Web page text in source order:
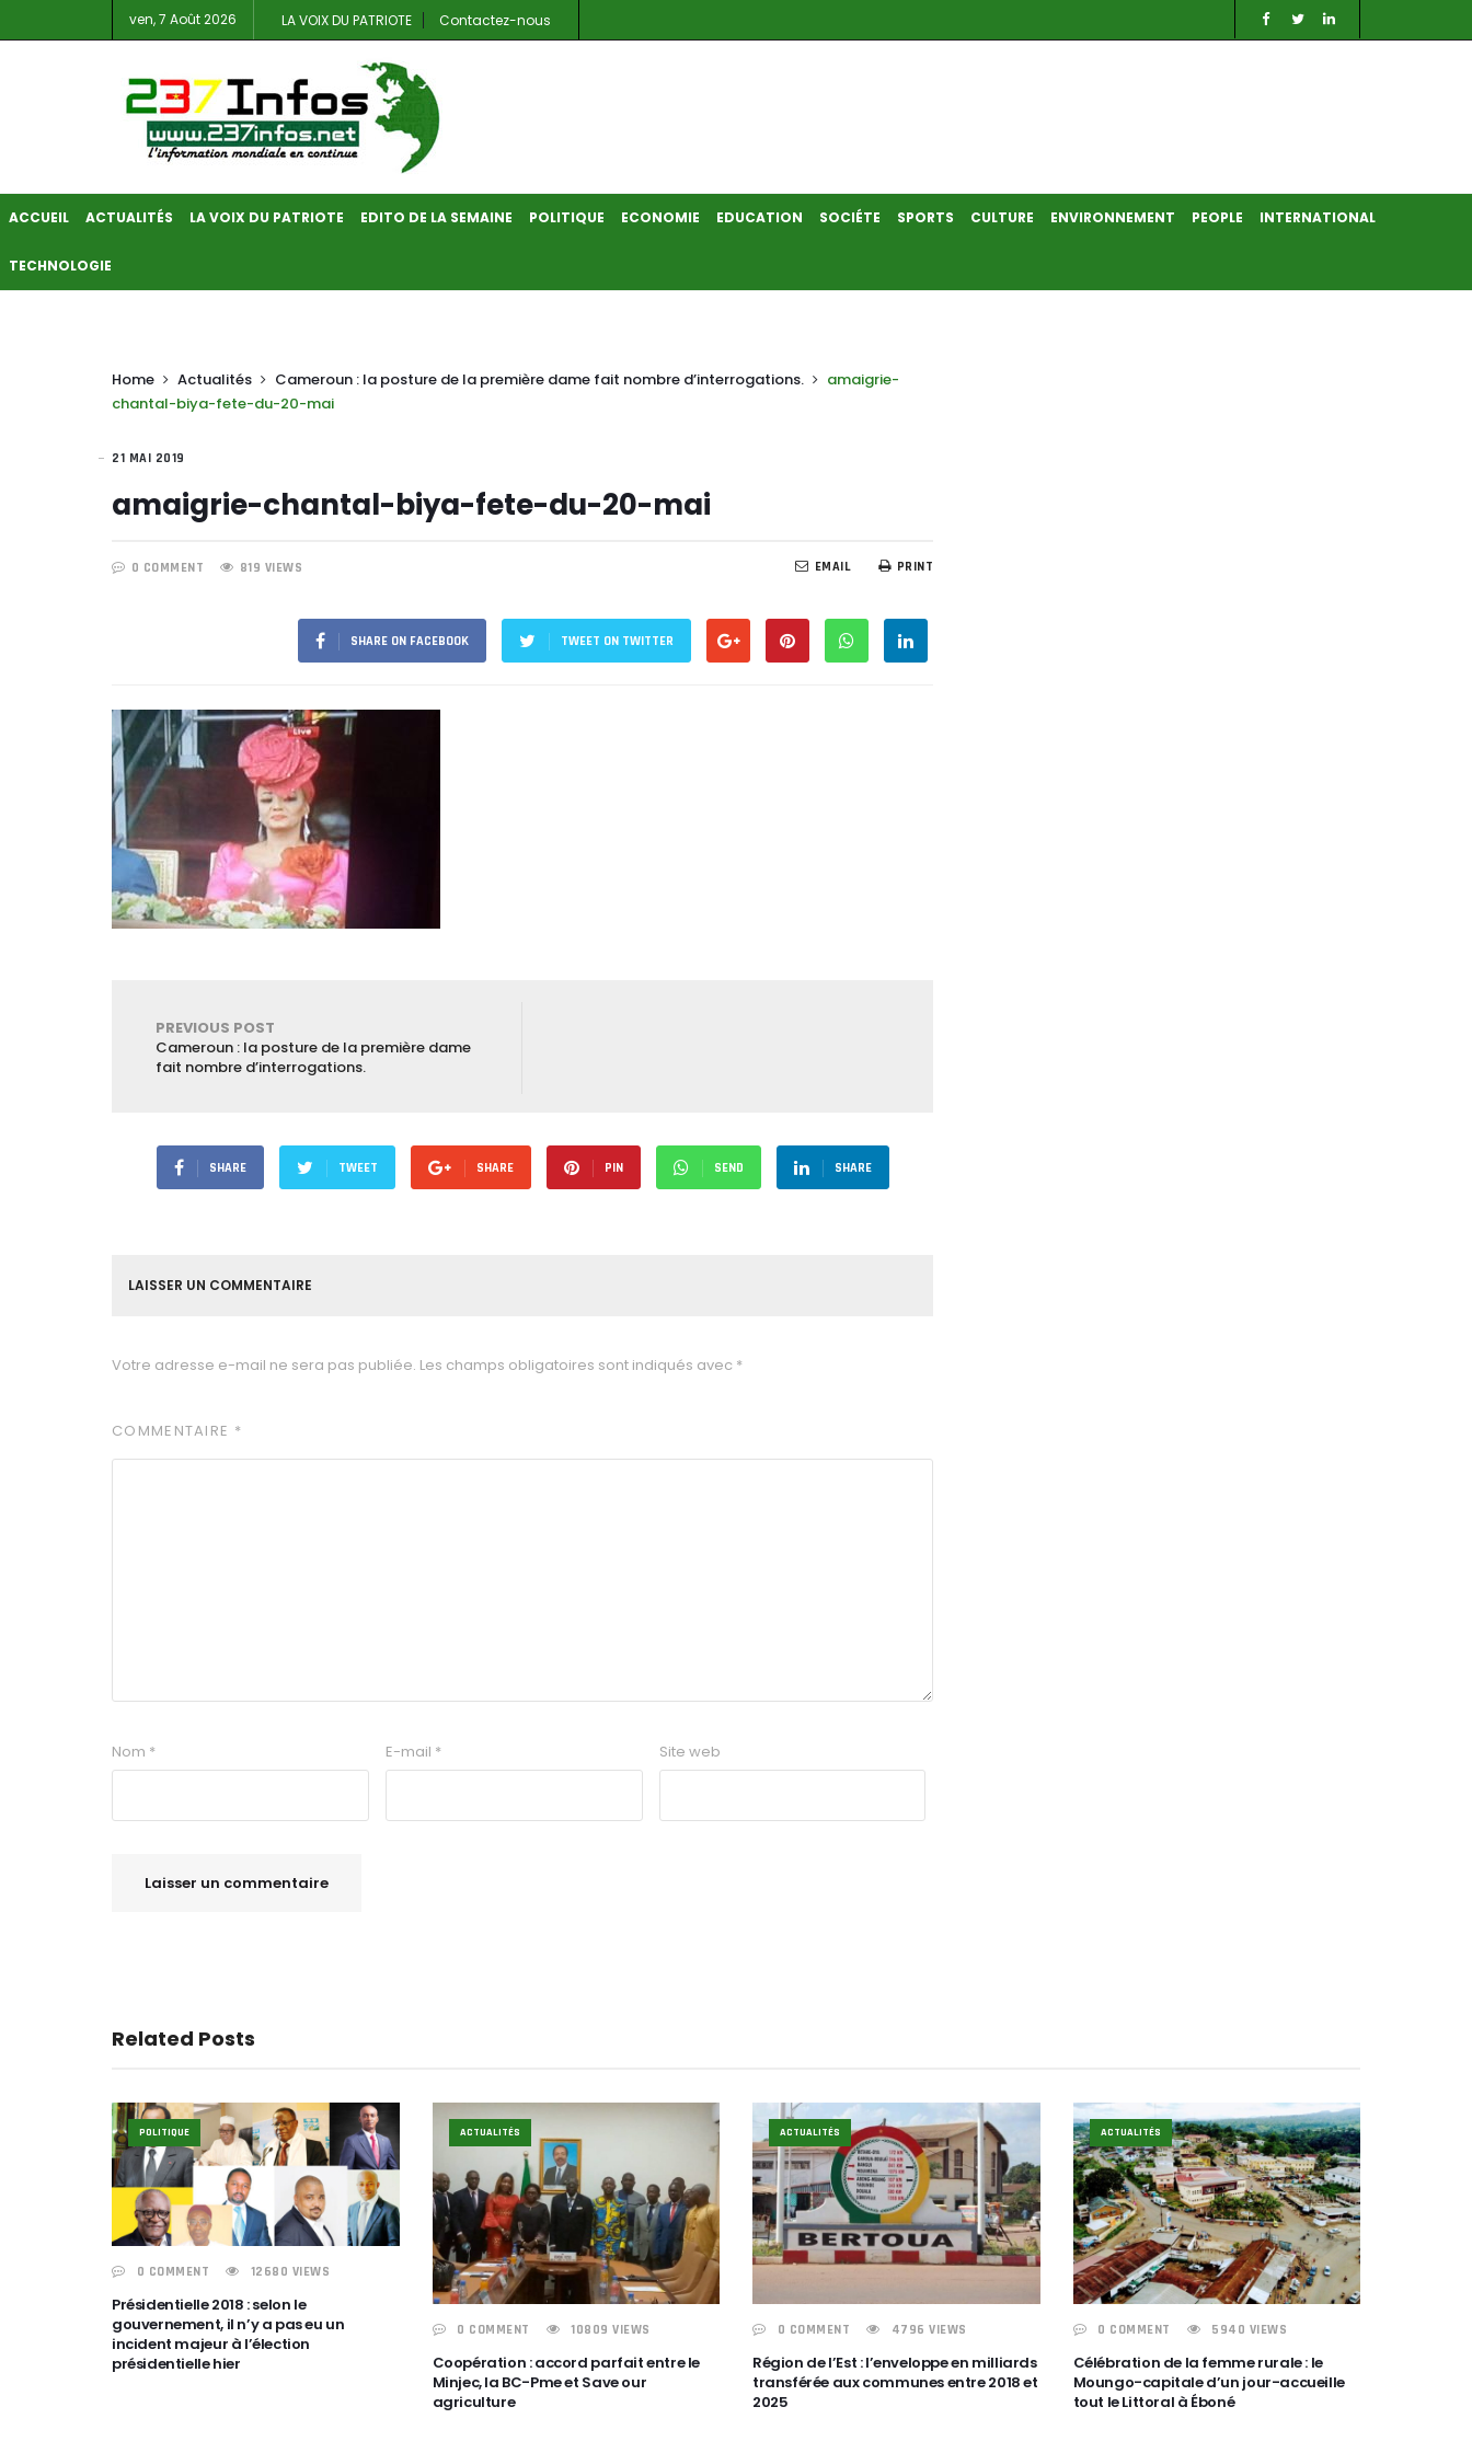
ven, 7 Août 2026 LA VOIX DU PATRIOTE Contactez-nous
ACCUEIL ACTUALITÉS LA VOIX DU PATRIOTE EDITO DE LA SEMAINE POLITIQUE ECONOMIE EDUCATION SOCIÉTE SPORTS CULTURE ENVIRONNEMENT PEOPLE INTERNATIONAL
TECHNOLOGIE
Home Actualités Cameroun : la posture de la première dame fait nombre d’interrogations.
amaigrie-
chantal-biya-fete-du-20-mai
21 MAI 2019
amaigrie-chantal-biya-fete-du-20-mai
0 COMMENT 819 VIEWS PRINT
EMAIL
SHARE ON FACEBOOK TWEET ON TWITTER
PREVIOUS POST
Cameroun : la posture de la première dame
fait nombre d’interrogations.
SHARE TWEET SHARE PIN SEND SHARE
LAISSER UN COMMENTAIRE
Votre adresse e-mail ne sera pas publiée. Les champs obligatoires sont indiqués avec *
COMMENTAIRE *
Nom * E-mail * Site web
Related Posts
POLITIQUE
0 COMMENT 12680 VIEWS
Présidentielle 2018 : selon le
gouvernement, il n’y a pas eu un
incident majeur à l’élection
présidentielle hier
ACTUALITÉS
0 COMMENT 10809 VIEWS
Coopération : accord parfait entre le
Minjec, la BC-Pme et Save our
agriculture
ACTUALITÉS
0 COMMENT 4796 VIEWS
Région de l’Est : l’enveloppe en milliards
transférée aux communes entre 2018 et
2025
ACTUALITÉS
0 COMMENT 5940 VIEWS
Célébration de la femme rurale : le
Moungo-capitale d’un jour-accueille
tout le Littoral à Éboné